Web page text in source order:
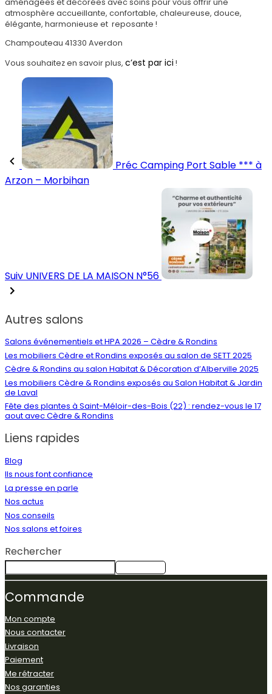
aménagées et décorées avec soins pour vous offrir une
atmosphère accueillante, confortable, chaleureuse, douce,
élégante, harmonieuse et reposante !
Champouteau 41330 Averdon
Vous souhaitez en savoir plus, c’est par ici !
Préc Camping Port Sable *** à
Arzon – Morbihan
Suiv UNIVERS DE LA MAISON N°56
Autres salons
Salons événementiels et HPA 2026 – Cèdre & Rondins
Les mobiliers Cèdre et Rondins exposés au salon de SETT 2025
Cèdre & Rondins au salon Habitat & Décoration d’Alberville 2025
Les mobiliers Cèdre & Rondins exposés au Salon Habitat & Jardin
de Laval
Fête des plantes à Saint-Méloir-des-Bois (22) : rendez-vous le 17
aout avec Cèdre & Rondins
Liens rapides
Blog
Ils nous font confiance
La presse en parle
Nos actus
Nos conseils
Nos salons et foires
Rechercher
Commande
Mon compte
Nous contacter
Livraison
Paiement
Me rétracter
Nos garanties